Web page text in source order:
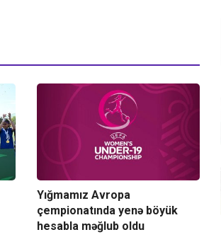
Yığmamız Avropa
çempionatında yenə böyük
hesabla məğlub oldu